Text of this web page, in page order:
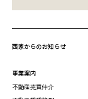
西家からのお知らせ
事業案内
不動産売買仲介